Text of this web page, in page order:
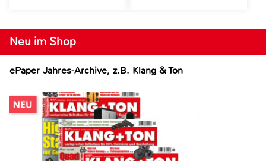
Neu im Shop
ePaper Jahres-Archive, z.B. Klang & Ton